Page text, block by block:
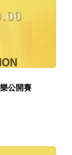
公開賽